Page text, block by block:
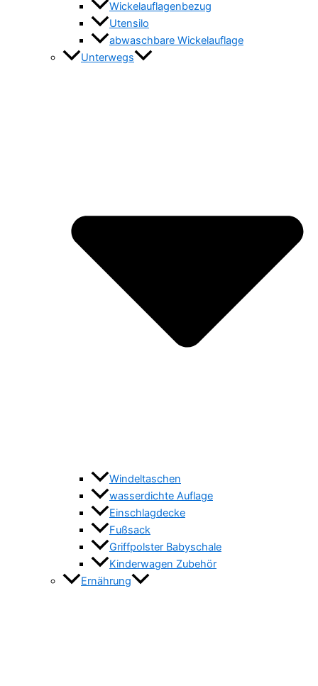
Wickelauflagenbezug
Utensilo
abwaschbare Wickelauflage
Unterwegs
Windeltaschen
wasserdichte Auflage
Einschlagdecke
Fußsack
Griffpolster Babyschale
Kinderwagen Zubehör
Ernährung